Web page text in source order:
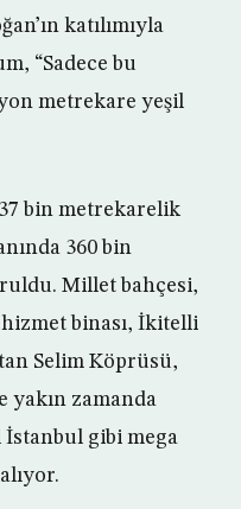
katılımıyla
“Sadece bu
metrekare yeşil
bin metrekarelik
360 bin
Millet bahçesi,
binası, İkitelli
Selim Köprüsü,
yakın zamanda
İstanbul gibi mega